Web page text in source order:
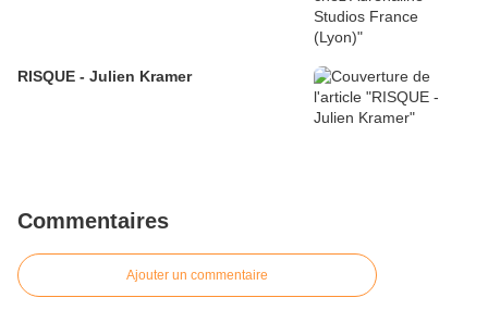
RISQUE - Julien Kramer
Commentaires
Ajouter un commentaire